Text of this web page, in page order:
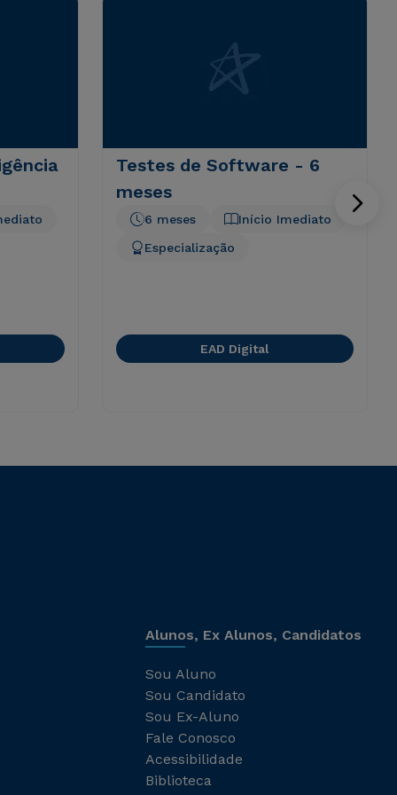
Testes de Software - 6
meses
Início Imediato
6 meses
Especialização
EAD Digital
Alunos, Ex Alunos, Candidatos
Sou Aluno
Sou Candidato
Sou Ex-Aluno
Fale Conosco
Acessibilidade
Biblioteca